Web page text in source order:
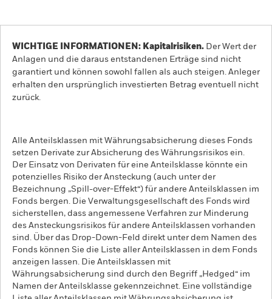
WICHTIGE INFORMATIONEN: Kapitalrisiken. Der Wert der
Anlagen und die daraus entstandenen Erträge sind nicht
garantiert und können sowohl fallen als auch steigen. Anleger
erhalten den ursprünglich investierten Betrag eventuell nicht
zurück.
Alle Anteilsklassen mit Währungsabsicherung dieses Fonds
setzen Derivate zur Absicherung des Währungsrisikos ein.
Der Einsatz von Derivaten für eine Anteilsklasse könnte ein
potenzielles Risiko der Ansteckung (auch unter der
Bezeichnung „Spill-over-Effekt“) für andere Anteilsklassen im
Fonds bergen. Die Verwaltungsgesellschaft des Fonds wird
sicherstellen, dass angemessene Verfahren zur Minderung
des Ansteckungsrisikos für andere Anteilsklassen vorhanden
sind. Über das Drop-Down-Feld direkt unter dem Namen des
Fonds können Sie die Liste aller Anteilsklassen in dem Fonds
anzeigen lassen. Die Anteilsklassen mit
Währungsabsicherung sind durch den Begriff „Hedged“ im
Namen der Anteilsklasse gekennzeichnet. Eine vollständige